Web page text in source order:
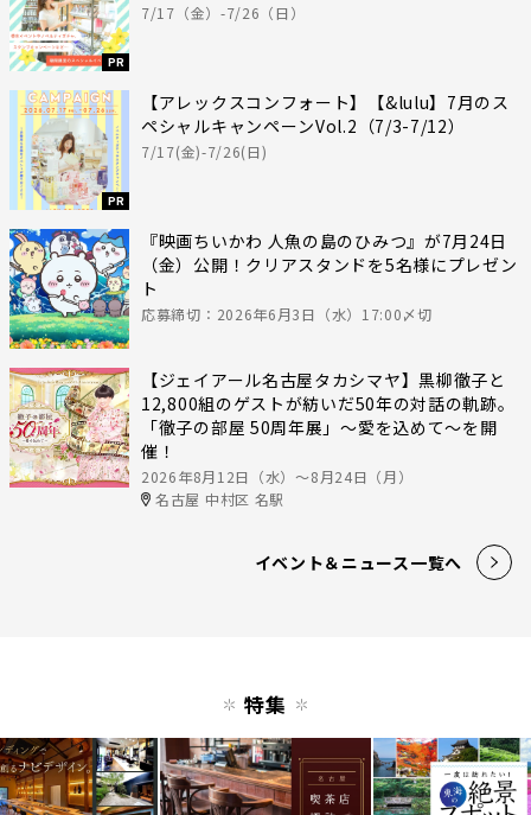
PR
7/17（金）-7/26（日）
PR
【アレックスコンフォート】【&lulu】7月のス
ペシャルキャンペーンVol.2（7/3-7/12）
7/17(金)-7/26(日)
『映画ちいかわ 人魚の島のひみつ』が7月24日
（金）公開！クリアスタンドを5名様にプレゼン
ト
応募締切：2026年6月3日（水）17:00〆切
【ジェイアール名古屋タカシマヤ】黒柳徹子と
12,800組のゲストが紡いだ50年の対話の軌跡。
「徹子の部屋 50周年展」～愛を込めて～を開
催！
2026年8月12日（水）〜8月24日（月）
名古屋 中村区 名駅
イベント＆ニュース一覧へ
特集